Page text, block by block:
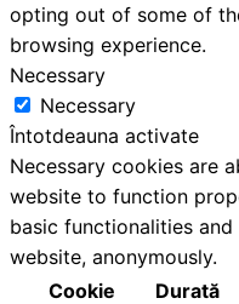
opting out of some of
browsing experience.
Necessary
Necessary
Întotdeauna activate
Necessary cookies are
website to function
basic functionalities
website, anonymously.
Cookie
Durată